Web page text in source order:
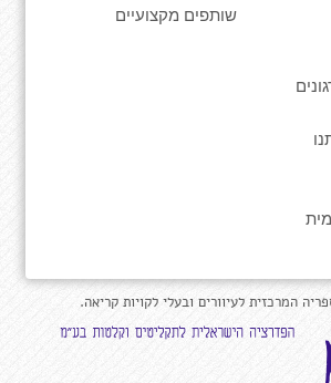
שותפים מקצועיים
המרכזית לעיוורים ובעלי לקויות קריאה.